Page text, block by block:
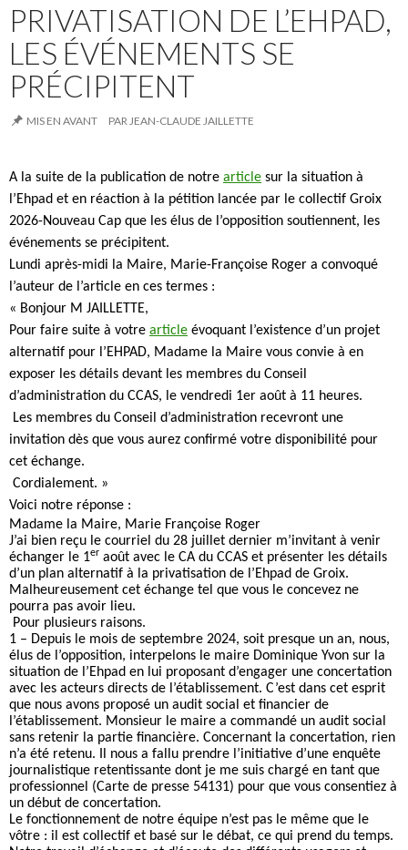
PRIVATISATION DE L’EHPAD,
LES ÉVÉNEMENTS SE
PRÉCIPITENT
MIS EN AVANT PAR JEAN-CLAUDE JAILLETTE
A la suite de la publication de notre article sur la situation à
l’Ehpad et en réaction à la pétition lancée par le collectif Groix
2026-Nouveau Cap que les élus de l’opposition soutiennent, les
événements se précipitent.
Lundi après-midi la Maire, Marie-Françoise Roger a convoqué
l’auteur de l’article en ces termes :
« Bonjour M JAILLETTE,
Pour faire suite à votre article évoquant l’existence d’un projet
alternatif pour l’EHPAD, Madame la Maire vous convie à en
exposer les détails devant les membres du Conseil
d’administration du CCAS, le vendredi 1er août à 11 heures.
Les membres du Conseil d’administration recevront une
invitation dès que vous aurez confirmé votre disponibilité pour
cet échange.
Cordialement. »
Voici notre réponse :
Madame la Maire, Marie Françoise Roger
J’ai bien reçu le courriel du 28 juillet dernier m’invitant à venir
échanger le 1er août avec le CA du CCAS et présenter les détails
d’un plan alternatif à la privatisation de l’Ehpad de Groix.
Malheureusement cet échange tel que vous le concevez ne
pourra pas avoir lieu.
Pour plusieurs raisons.
1 – Depuis le mois de septembre 2024, soit presque un an, nous,
élus de l’opposition, interpelons le maire Dominique Yvon sur la
situation de l’Ehpad en lui proposant d’engager une concertation
avec les acteurs directs de l’établissement. C’est dans cet esprit
que nous avons proposé un audit social et financier de
l’établissement. Monsieur le maire a commandé un audit social
sans retenir la partie financière. Concernant la concertation, rien
n’a été retenu. Il nous a fallu prendre l’initiative d’une enquête
journalistique retentissante dont je me suis chargé en tant que
professionnel (Carte de presse 54131) pour que vous consentiez à
un début de concertation.
Le fonctionnement de notre équipe n’est pas le même que le
vôtre : il est collectif et basé sur le débat, ce qui prend du temps.